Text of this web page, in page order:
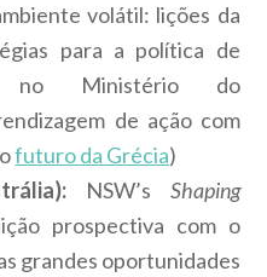
volátil: lições da
para a política de
Ministério do
de ação com
futuro da Grécia)
NSW’s Shaping
prospectiva com o
grandes oportunidades